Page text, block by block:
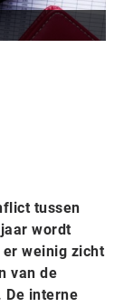
tussen
wordt
weinig zicht
van de
De interne